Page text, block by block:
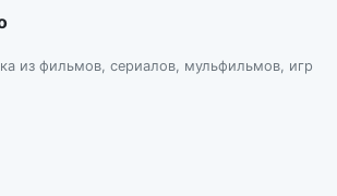
Ended
из фильмов, сериалов, мульфильмов, игр